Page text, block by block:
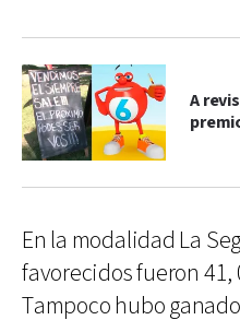
A
En la modalidad La
favorecidos fueron 41,
Tampoco hubo